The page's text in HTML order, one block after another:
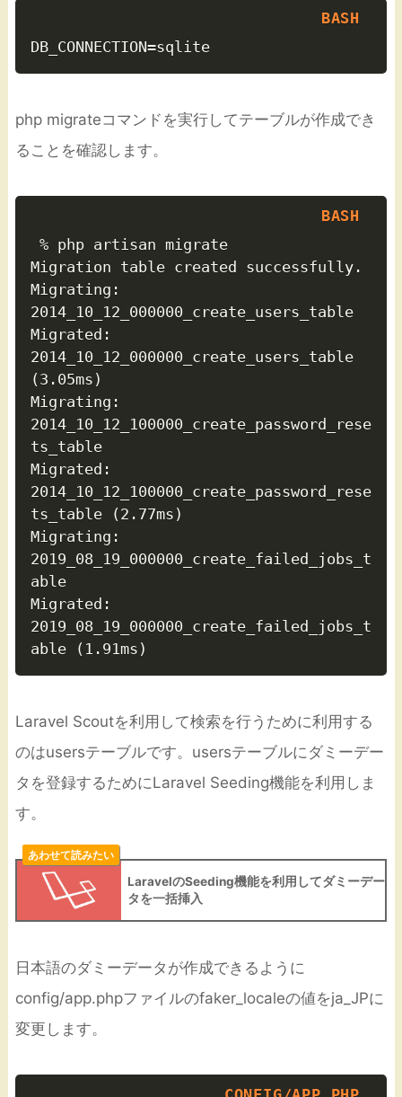
php migrateコマンドを実行してテーブルが作成でき
ることを確認します。
Migration table created successfully.
Migrating:
2014_10_12_000000_create_users_table
Migrated:
2014_10_12_000000_create_users_table
(3.05ms)
Migrating:
2014_10_12_100000_create_password_rese
ts_table
Migrated:
2014_10_12_100000_create_password_rese
ts_table (2.77ms)
Migrating:
2019_08_19_000000_create_failed_jobs_t
able
Migrated:
2019_08_19_000000_create_failed_jobs_t
Laravel Scoutを利用して検索を行うために利用する
のはusersテーブルです。usersテーブルにダミーデー
タを登録するためにLaravel Seeding機能を利用しま
す。
あわせて読みたい
LaravelのSeeding機能を利用してダミーデー
タを一括挿入
日本語のダミーデータが作成できるように
config/app.phpファイルのfaker_localeの値をja_JPに
変更します。